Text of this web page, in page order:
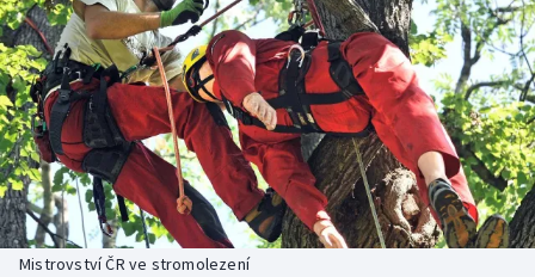
Cyklistika
DALŠÍ SPORTY
Americký fotbal
Baseball a softbal
Basketbal
NEPŘEHLÉDNĚTE
Soutěže
Historické návraty
Mistrovství ČR ve stromolezení